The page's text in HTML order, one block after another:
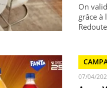
On
grâce à
07/04/